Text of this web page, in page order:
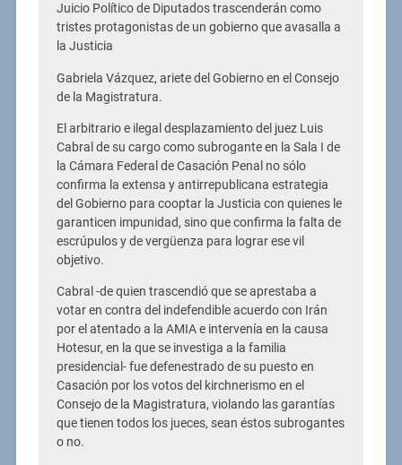
Juicio Político de Diputados trascenderán como
tristes protagonistas de un gobierno que avasalla a
la Justicia
Gabriela Vázquez, ariete del Gobierno en el Consejo
de la Magistratura.
El arbitrario e ilegal desplazamiento del juez Luis
Cabral de su cargo como subrogante en la Sala I de
la Cámara Federal de Casación Penal no sólo
confirma la extensa y antirrepublicana estrategia
del Gobierno para cooptar la Justicia con quienes le
garanticen impunidad, sino que confirma la falta de
escrúpulos y de vergüenza para lograr ese vil
objetivo.
Cabral -de quien trascendió que se aprestaba a
votar en contra del indefendible acuerdo con Irán
por el atentado a la AMIA e intervenía en la causa
Hotesur, en la que se investiga a la familia
presidencial- fue defenestrado de su puesto en
Casación por los votos del kirchnerismo en el
Consejo de la Magistratura, violando las garantías
que tienen todos los jueces, sean éstos subrogantes
o no.